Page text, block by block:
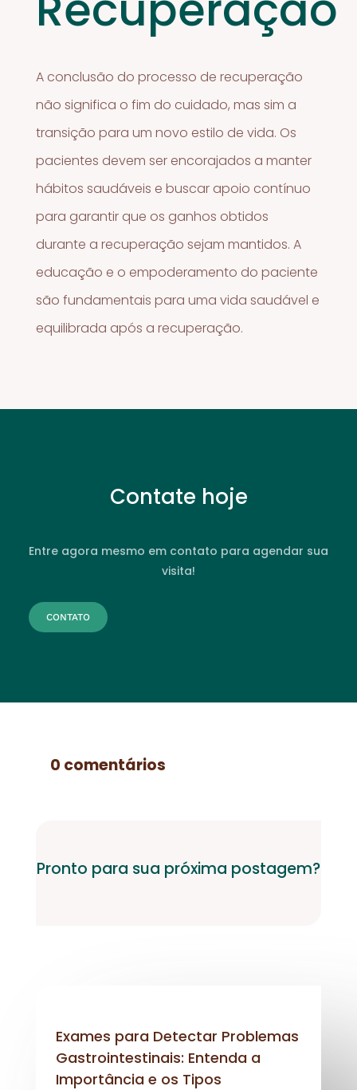
A conclusão do processo de recuperação
não significa o fim do cuidado, mas sim a
transição para um novo estilo de vida. Os
pacientes devem ser encorajados a manter
hábitos saudáveis e buscar apoio contínuo
para garantir que os ganhos obtidos
durante a recuperação sejam mantidos. A
educação e o empoderamento do paciente
são fundamentais para uma vida saudável e
equilibrada após a recuperação.
Contate hoje
Entre agora mesmo em contato para agendar sua
visita!
CONTATO
0 comentários
Pronto para sua próxima postagem?
Exames para Detectar Problemas
Gastrointestinais: Entenda a
Importância e os Tipos